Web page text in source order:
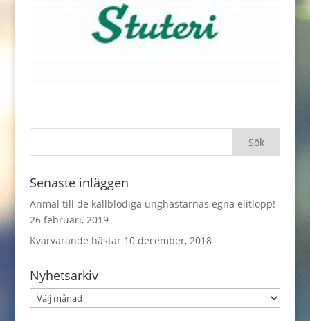
Senaste inläggen
Anmäl till de kallblodiga unghästarnas egna elitlopp!
26 februari, 2019
Kvarvarande hästar 10 december, 2018
Nyhetsarkiv
Nyhetsarkiv